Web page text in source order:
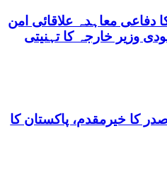
دفاعی معاہدہ علاقائی امن
وزیر خارجہ کا تہنیتی
کا خیرمقدم، پاکستان کا